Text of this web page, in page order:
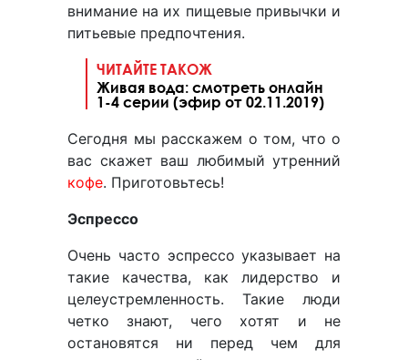
внимание на их пищевые привычки и
питьевые предпочтения.
ЧИТАЙТЕ ТАКОЖ
Живая вода: смотреть онлайн
1-4 серии (эфир от 02.11.2019)
Сегодня мы расскажем о том, что о
вас скажет ваш любимый утренний
кофе. Приготовьтесь!
Эспрессо
Очень часто эспрессо указывает на
такие качества, как лидерство и
целеустремленность. Такие люди
четко знают, чего хотят и не
остановятся ни перед чем для